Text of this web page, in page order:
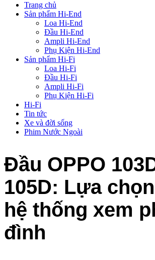
Trang chủ
Sản phẩm Hi-End
Loa Hi-End
Đầu Hi-End
Ampli Hi-End
Phụ Kiện Hi-End
Sản phẩm Hi-Fi
Loa Hi-Fi
Đầu Hi-Fi
Ampli Hi-Fi
Phụ Kiện Hi-Fi
Hi-Fi
Tin tức
Xe và đời sống
Phim Nước Ngoài
Đầu OPPO
105D: Lựa
hệ thống xem
đình